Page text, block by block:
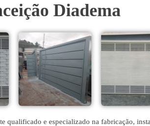
Diadema
qualificado e especializado na fabricação,